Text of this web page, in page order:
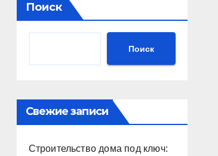
Поиск
Поиск
Свежие записи
Строительство дома под ключ: